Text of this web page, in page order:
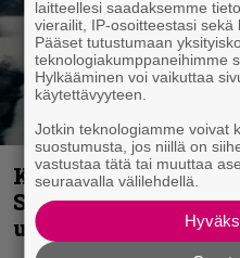
Kunnianosoitus
Shining hyppäsi
uudella videollaan
laitteellesi saadaksemme
vierailit, IP-osoitteestasi sekä
Pääset tutustumaan
teknologiakumppaneihimme
Hylkääminen voi vaikuttaa
käytettävyyteen.
Jotkin teknologiamme voivat
suostumusta, jos niillä on
vastustaa tätä tai muuttaa
seuraavalla välilehdellä.